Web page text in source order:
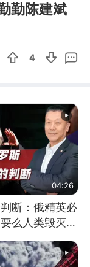
勤陈建斌
4
04:26
断：俄精英必
么人类毁灭，